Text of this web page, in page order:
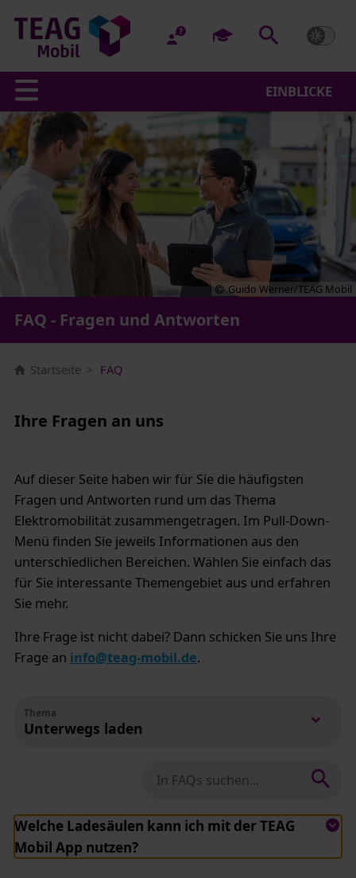
EINBLICKE
Guido Werner/TEAG Mobil
FAQ - Fragen und Antworten
Startseite FAQ
Ihre Fragen an uns
Auf dieser Seite haben wir für Sie die häufigsten
Fragen und Antworten rund um das Thema
Elektromobilität zusammengetragen. Im Pull-Down-
Menü finden Sie jeweils Informationen aus den
unterschiedlichen Bereichen. Wählen Sie einfach das
für Sie interessante Themengebiet aus und erfahren
Sie mehr.
Ihre Frage ist nicht dabei? Dann schicken Sie uns Ihre
Frage an info@teag-mobil.de.
Thema
Unterwegs laden
In FAQs suchen nach:
Welche Ladesäulen kann ich mit der TEAG
Mobil App nutzen?